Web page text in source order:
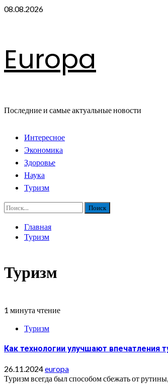
Перейти
08.08.2026
Europa
Последние и самые актуальные новости
ОсновноеИнтересное
Экономика
Здоровье
Наука
Туризм
Найти:
Главная
Туризм
Туризм
1 минута чтение
Туризм
Как технологии улучшают впечатления
26.11.2024europa
Туризм всегда был способом сбежать от